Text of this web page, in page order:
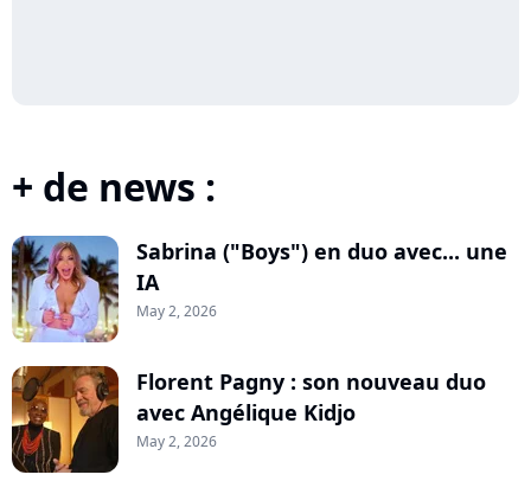
+ de news :
Sabrina ("Boys") en duo avec... une
IA
May 2, 2026
Florent Pagny : son nouveau duo
avec Angélique Kidjo
May 2, 2026